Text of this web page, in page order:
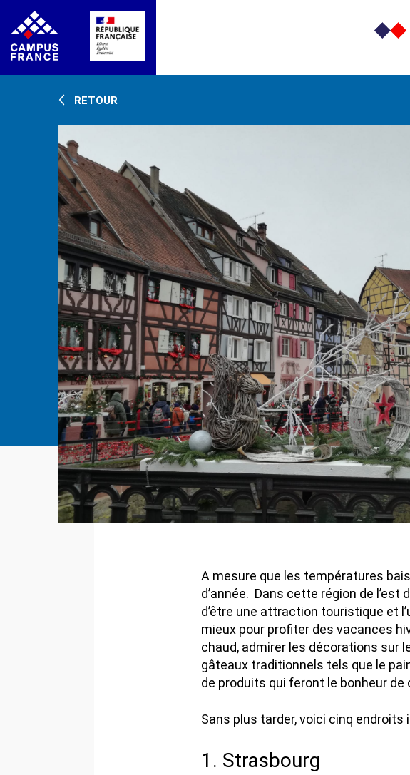
RETOUR
A mesure que les températures
d’année. Dans cette région de l’est
d’être une attraction touristique et
mieux pour profiter des vacances
chaud, admirer les décorations sur
gâteaux traditionnels tels que le
de produits qui feront le bonheur
Sans plus tarder, voici cinq endroits
1. Strasbourg